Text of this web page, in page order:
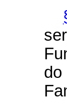
do